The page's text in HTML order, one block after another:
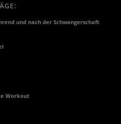
und nach der Schwangerschaft
Workout